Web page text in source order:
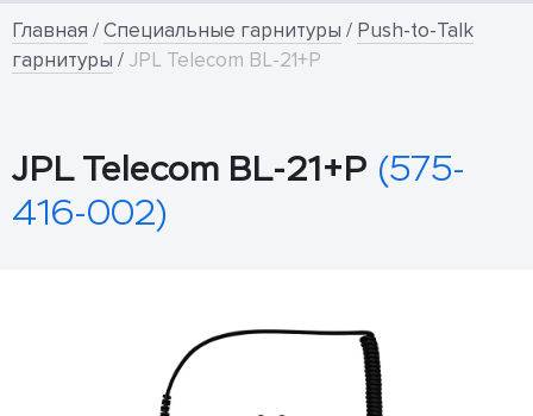
Главная /Специальные гарнитуры / Push-to-Talk
гарнитуры / JPL Telecom BL-21+P
JPL Telecom BL-21+P (575-
416-002)